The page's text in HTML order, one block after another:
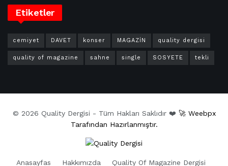
Etiketler
cemiyet DAVET konser MAGAZİN quality dergisi
quality of magazine sahne single SOSYETE tekli
© 2026 Quality Dergisi - Tüm Hakları Saklıdır ❤️ 🚀 Weebpx
Tarafından Hazırlanmıştır.
Anasayfas Hakkımızda Quality Of Magazine Dergisi